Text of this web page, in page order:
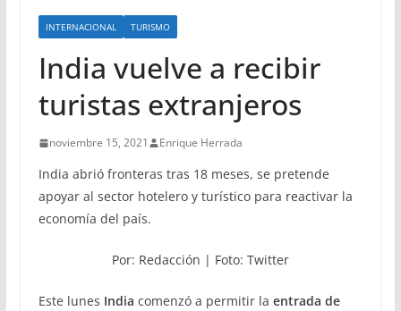
INTERNACIONAL TURISMO
India vuelve a recibir
turistas extranjeros
noviembre 15, 2021 Enrique Herrada
India abrió fronteras tras 18 meses, se pretende
apoyar al sector hotelero y turístico para reactivar la
economía del país.
Por: Redacción | Foto: Twitter
Este lunes India comenzó a permitir la entrada de